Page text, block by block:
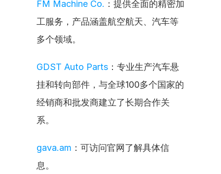
FM Machine Co. ：提供全面的精密加
工服务，产品涵盖航空航天、汽车等
多个领域。
GDST Auto Parts ：专业生产汽车悬
挂和转向部件，与全球100多个国家的
经销商和批发商建立了长期合作关
系。
gava.am ：可访问官网了解具体信
息。